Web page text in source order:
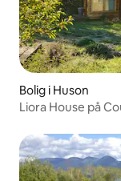
Bolig i Huson
Liora House på